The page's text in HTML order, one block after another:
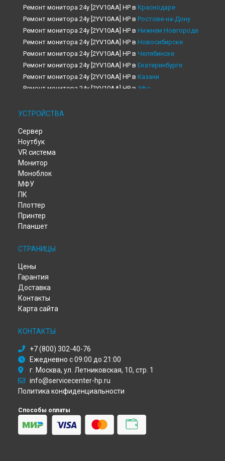
Ремонт монитора 24y [2YV10AA] HP в Краснодаре
Ремонт монитора 24y [2YV10AA] HP в Ростове-на-Дону
Ремонт монитора 24y [2YV10AA] HP в Нижнем Новгороде
Ремонт монитора 24y [2YV10AA] HP в Новосибирске
Ремонт монитора 24y [2YV10AA] HP в Челябинске
Ремонт монитора 24y [2YV10AA] HP в Екатеринбурге
Ремонт монитора 24y [2YV10AA] HP в Казани
Ремонт монитора 24y [2YV10AA] HP в Уфе
Ремонт монитора 24y [2YV10AA] HP в
Ремонт монитора 24y [2YV10AA] HP в
Ремонт монитора 24y [2YV10AA] HP в
Ремонт монитора 24y [2YV10AA] HP в
Ремонт монитора 24y [2YV10AA] HP в
Ремонт монитора 24y [2YV10AA] HP в
Ремонт монитора 24y [2YV10AA] HP в
Ремонт монитора 24y [2YV10AA] HP в
Ремонт монитора 24y [2YV10AA] HP в
Ремонт монитора 24y [2YV10AA] HP в
Ремонт монитора 24y [2YV10AA] HP в
Ремонт монитора 24y [2YV10AA] HP в
Ремонт монитора 24y [2YV10AA] HP в
УСТРОЙСТВА
Сервер
Ноутбук
VR система
Монитор
Моноблок
МФУ
ПК
Плоттер
Принтер
Планшет
СТРАНИЦЫ
Цены
Гарантия
Доставка
Контакты
Карта сайта
КОНТАКТЫ
+7 (800) 302-40-76
Ежедневно с 09:00 до 21:00
г. Москва, ул. Летниковская, 10, стр. 1
info@servicecenter-hp.ru
Политика конфиденциальности
Способы оплаты